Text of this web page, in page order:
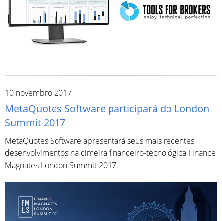
10 novembro 2017
MetaQuotes Software participará do London
Summit 2017
MetaQuotes Software apresentará seus mais recentes
desenvolvimentos na cimeira financeiro-tecnológica Finance
Magnates London Summit 2017.